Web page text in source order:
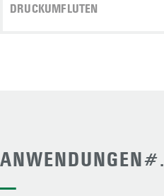
DRUCKUMFLUTEN
ANWENDUNGEN#.
—